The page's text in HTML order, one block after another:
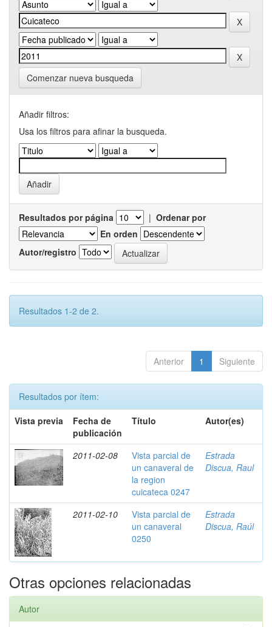
Comenzar nueva busqueda
Añadir filtros:
Usa los filtros para afinar la busqueda.
Resultados por página | Ordenar por
En orden
Autor/registro
Resultados 1-2 de 2.
Anterior 1 Siguiente
Resultados por ítem:
Vista previa
Fecha de
publicación
Título Autor(es)
2011-02-08
Vista parcial de
un canaveral de
la region
cuicateca 0247
Estrada
Discua, Raul
2011-02-10
Vista parcial de
un canaveral
0250
Estrada
Discua, Raúl
Otras opciones relacionadas
Autor